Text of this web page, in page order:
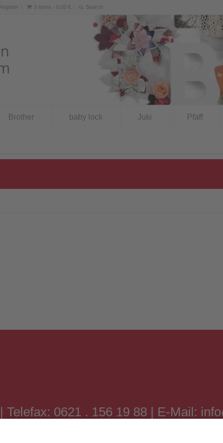
0 items - 0,00 €
Brother baby lock Juki Pfaff
Telefax: 0621 . 156 19 88 | E-Mail: